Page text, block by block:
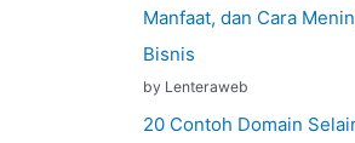
Manfaat, dan Cara
Bisnis
by Lenteraweb
20 Contoh Domain